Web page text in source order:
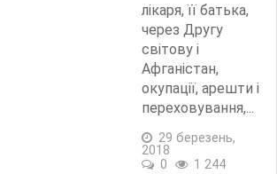
лікаря, її батька,
через Другу
світову і
Афганістан,
окупації, арешти і
переховування,...
29 березень,
2018
0
1 244